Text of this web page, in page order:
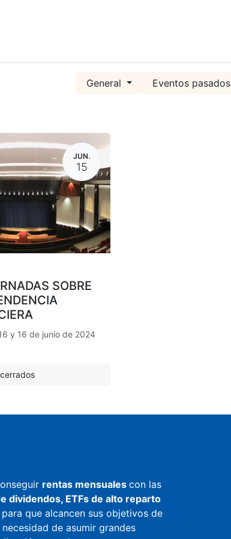
General Eventos pasados
JUN.
15
SOBRE
y 16 de junio de 2024
rentas mensuales con las
dividendos, ETFs de alto reparto
para que alcancen sus objetivos de
necesidad de asumir grandes